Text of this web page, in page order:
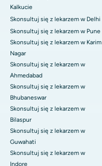
Kalkucie
Skonsultuj się z lekarzem w Delhi
Skonsultuj się z lekarzem w Pune
Skonsultuj się z lekarzem w Karim
Nagar
Skonsultuj się z lekarzem w
Ahmedabad
Skonsultuj się z lekarzem w
Bhubaneswar
Skonsultuj się z lekarzem w
Bilaspur
Skonsultuj się z lekarzem w
Guwahati
Skonsultuj się z lekarzem w
Indore